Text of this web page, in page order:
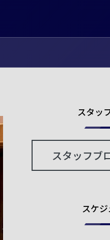
スタッ
スタッフブ
スケ